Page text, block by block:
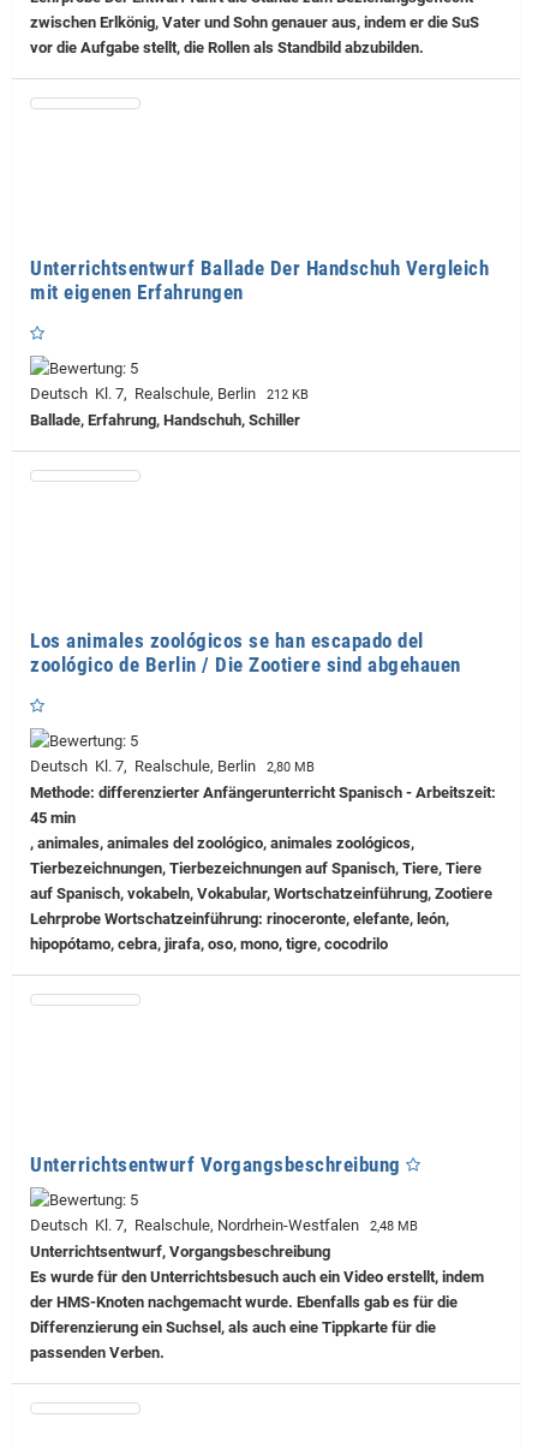
zwischen Erlkönig, Vater und Sohn genauer aus, indem er die SuS
vor die Aufgabe stellt, die Rollen als Standbild abzubilden.
Unterrichtsentwurf Ballade Der Handschuh Vergleich
mit eigenen Erfahrungen
Deutsch Kl. 7, Realschule, Berlin 212 KB
Ballade, Erfahrung, Handschuh, Schiller
Los animales zoológicos se han escapado del
zoológico de Berlin / Die Zootiere sind abgehauen
Deutsch Kl. 7, Realschule, Berlin 2,80 MB
Methode: differenzierter Anfängerunterricht Spanisch - Arbeitszeit:
45 min
, animales, animales del zoológico, animales zoológicos,
Tierbezeichnungen, Tierbezeichnungen auf Spanisch, Tiere, Tiere
auf Spanisch, vokabeln, Vokabular, Wortschatzeinführung, Zootiere
Lehrprobe Wortschatzeinführung: rinoceronte, elefante, león,
hipopótamo, cebra, jirafa, oso, mono, tigre, cocodrilo
Unterrichtsentwurf Vorgangsbeschreibung
Deutsch Kl. 7, Realschule, Nordrhein-Westfalen 2,48 MB
Unterrichtsentwurf, Vorgangsbeschreibung
Es wurde für den Unterrichtsbesuch auch ein Video erstellt, indem
der HMS-Knoten nachgemacht wurde. Ebenfalls gab es für die
Differenzierung ein Suchsel, als auch eine Tippkarte für die
passenden Verben.